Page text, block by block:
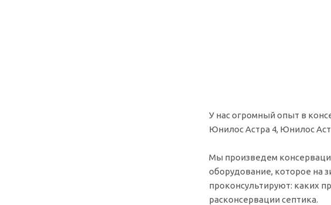
У нас огромный опыт в
Юнилос Астра 4, Юнилос
Мы произведем
оборудование, которое на
проконсультируют: каких
расконсервации септика.